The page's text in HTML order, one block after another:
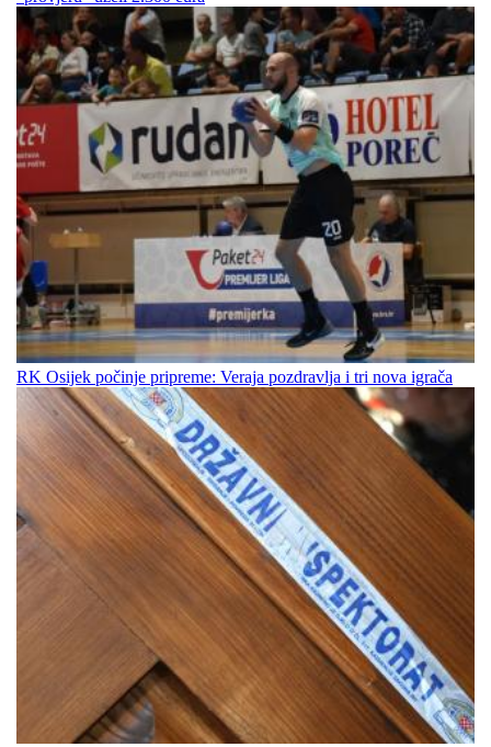
RK Osijek počinje pripreme: Veraja pozdravlja i tri nova igrača